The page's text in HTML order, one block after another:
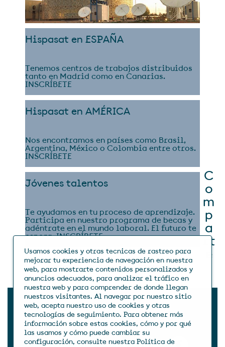
Hispasat en ESPAÑA
Tenemos centros de trabajos distribuidos
tanto en Madrid como en Canarias.
INSCRÍBETE
Hispasat en AMÉRICA
Nos encontramos en países como Brasil,
Argentina, México o Colombia entre otros.
INSCRÍBETE
Jóvenes talentos
Te ayudamos en tu proceso de aprendizaje.
Participa en nuestro programa de becas y
adéntrate en el mundo laboral. El futuro te
espera.INSCRÍBETE
C
o
m
p
a
rt
e
las buenas noticias
Usamos cookies y otras tecnicas de rastreo para
mejorar tu experiencia de navegación en nuestra
web, para mostrarte contenidos personalizados y
anuncios adecuados, para analizar el tráfico en
nuestra web y para comprender de donde llegan
nuestros visitantes. Al navegar por nuestro sitio
web, acepta nuestro uso de cookies y otras
tecnologías de seguimiento. Para obtener más
información sobre estas cookies, cómo y por qué
las usamos y cómo puede cambiar su
configuración, consulte nuestra Política de